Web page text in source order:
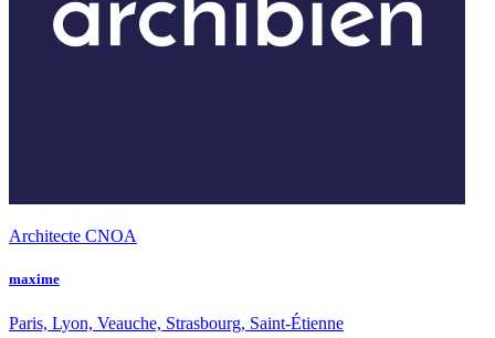
Architecte CNOA
maxime
Paris, Lyon, Veauche, Strasbourg, Saint-Étienne